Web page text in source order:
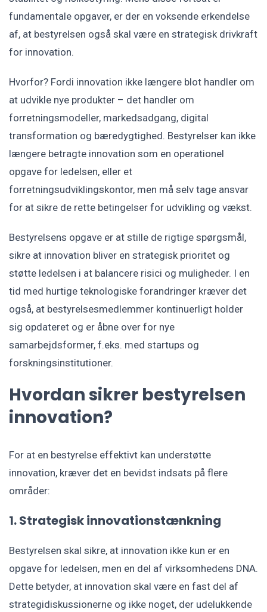
fundamentale opgaver, er der en voksende erkendelse
af, at bestyrelsen også skal være en strategisk drivkraft
for innovation.
Hvorfor? Fordi innovation ikke længere blot handler om
at udvikle nye produkter – det handler om
forretningsmodeller, markedsadgang, digital
transformation og bæredygtighed. Bestyrelser kan ikke
længere betragte innovation som en operationel
opgave for ledelsen, eller et
forretningsudviklingskontor, men må selv tage ansvar
for at sikre de rette betingelser for udvikling og vækst.
Bestyrelsens opgave er at stille de rigtige spørgsmål,
sikre at innovation bliver en strategisk prioritet og
støtte ledelsen i at balancere risici og muligheder. I en
tid med hurtige teknologiske forandringer kræver det
også, at bestyrelsesmedlemmer kontinuerligt holder
sig opdateret og er åbne over for nye
samarbejdsformer, f.eks. med startups og
forskningsinstitutioner.
Hvordan sikrer bestyrelsen
innovation?
For at en bestyrelse effektivt kan understøtte
innovation, kræver det en bevidst indsats på flere
områder:
1. Strategisk innovationstænkning
Bestyrelsen skal sikre, at innovation ikke kun er en
opgave for ledelsen, men en del af virksomhedens DNA.
Dette betyder, at innovation skal være en fast del af
strategidiskussionerne og ikke noget, der udelukkende